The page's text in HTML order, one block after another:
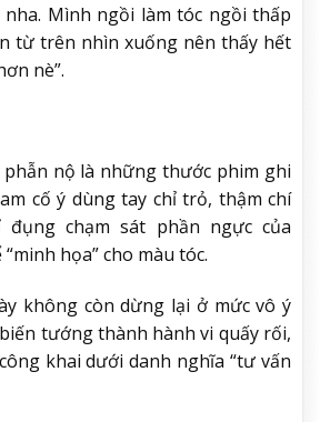
Mình ngồi làm tóc ngồi thấp
từ trên nhìn xuống nên thấy hết
nè”.
nộ là những thước phim ghi
cố ý dùng tay chỉ trỏ, thậm chí
chạm sát phần ngực của
họa” cho màu tóc.
không còn dừng lại ở mức vô ý
tướng thành hành vi quấy rối,
khai dưới danh nghĩa “tư vấn